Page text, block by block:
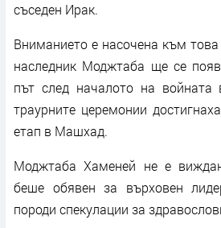
съседен Ирак.
Вниманието е насочена към
наследник Моджтаба ще се
път след началото на войната
траурните церемонии
етап в Машхад.
Моджтаба Хаменей не е
беше обявен за върховен
породи спекулации за